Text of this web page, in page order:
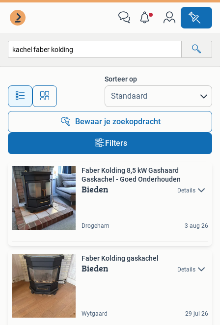
Alle afstanden…
Sorteer op
Bewaar je zoekopdracht
Filters
Faber Kolding 8,5 kW Gashaard
Gaskachel - Goed Onderhouden
Bieden Details
Drogeham 3 aug 26
Faber Kolding gaskachel
Bieden Details
Wytgaard 29 jul 26